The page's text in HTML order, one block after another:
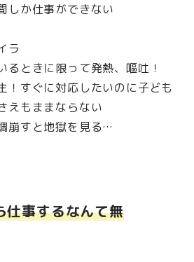
しか仕事ができない
ラ
るときに限って発熱、嘔吐！
！すぐに対応したいのに子ども
えもままならない
崩すと地獄を見る…
仕事するなんて無